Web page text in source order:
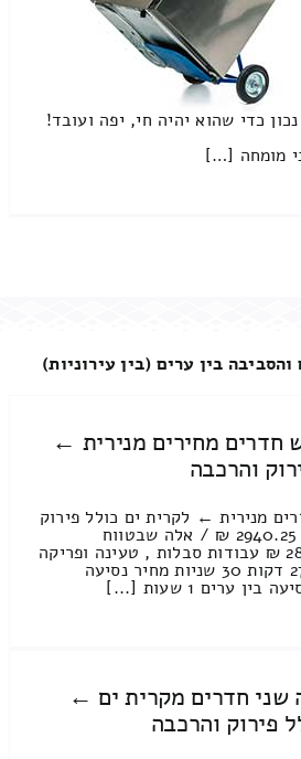
כדי שהוא יהיה חי, יפה ועובד!
מומחה […]
בין ערים (בין עירוניות)
חדרים מחירים מנירית ←
והרכבה
מנירית ← לקרית ים כולל פירוק
והרכבה מחיר מחירון: 2940.25 ₪ / אלה שבטווח
המחירים 3600 – 2800 ₪ עבודות סבלות , טעינה ופריקה
: 1279.81 ₪ / זמן : 27 דקות 30 שניות מחיר נסיעה
שני חדרים מקרית ים ←
פירוק והרכבה